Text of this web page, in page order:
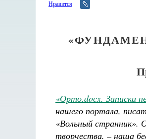
Нравится
«Орто.docx. Записки
нашего портала,
«Вольный странник».
творчества, – наша